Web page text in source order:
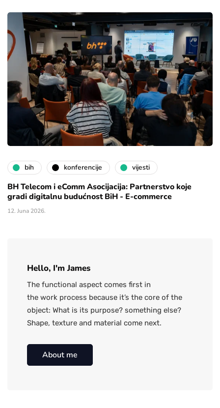
bih konferencije vijesti
BH Telecom i eComm Asocijacija: Partnerstvo koje
gradi digitalnu budućnost BiH - E-commerce
12. Juna 2026.
Hello, I'm James
The functional aspect comes first in
the work process because it’s the core of the
object: What is its purpose? something else?
Shape, texture and material come next.
About me